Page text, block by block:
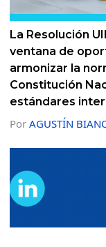
La Resolución
ventana de
armonizar la
Constitución
estándares
Por AGUSTÍN